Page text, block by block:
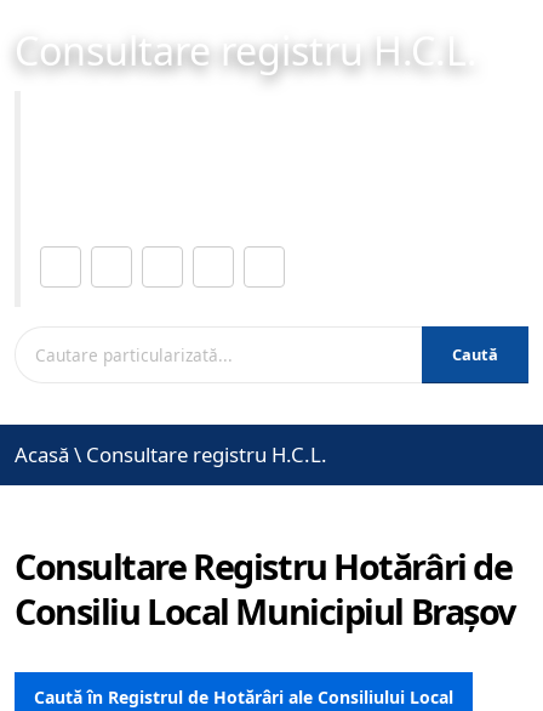
Consultare registru H.C.L.
Caută
Acasă \ Consultare registru H.C.L.
Consultare Registru Hotărâri de
Consiliu Local Municipiul Brașov
Caută în Registrul de Hotărâri ale Consiliului Local